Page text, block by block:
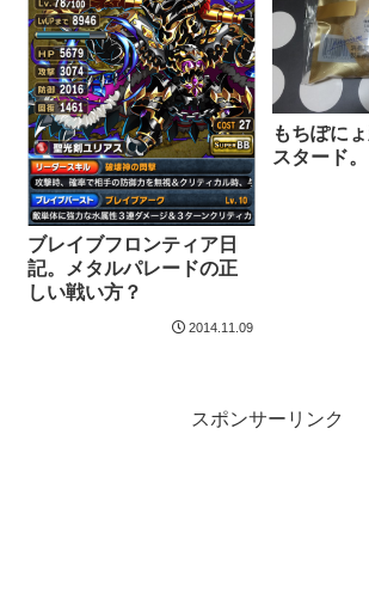
ブレイブフロンティア日
記。メタルパレードの正
しい戦い方？
2014.11.09
もちぽに
スタード。
スポンサーリンク